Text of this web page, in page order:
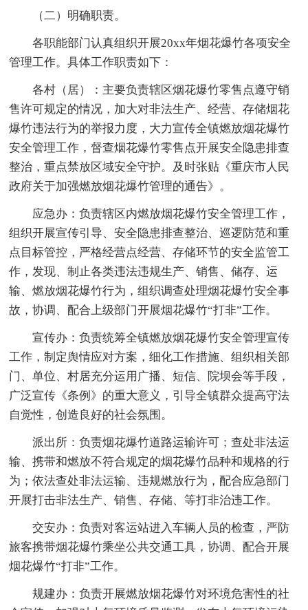
（二）明确职责。
各职能部门认真组织开展20xx年烟花爆竹各项安全
管理工作。具体工作职责如下：
各村（居）：主要负责辖区烟花爆竹零售点遵守销
售许可规定的情况，加大对非法生产、经营、存储烟花
爆竹违法行为的举报力度，大力宣传全镇燃放烟花爆竹
安全管理工作，督查烟花爆竹零售点开展安全隐患排查
整治，重点禁放区域安全守护。及时张贴《重庆市人民
政府关于加强燃放烟花爆竹管理的通告》。
应急办：负责辖区内燃放烟花爆竹安全管理工作，
组织开展宣传引导、安全隐患排查整治、巡逻防范和重
点目标管控，严格经营点经营、存储环节的安全监管工
作，发现、制止各类违法违规生产、销售、储存、运
输、燃放烟花爆竹行为，组织调查处理烟花爆竹安全事
故，协调、配合上级部门开展烟花爆竹“打非”工作。
宣传办：负责统筹全镇燃放烟花爆竹安全管理宣传
工作，制定舆情应对方案，细化工作措施、组织相关部
门、单位、村居充分运用广播、短信、院坝会等手段，
广泛宣传《条例》的重大意义，引导全镇群众提高守法
自觉性，创造良好的社会氛围。
派出所：负责烟花爆竹道路运输许可；查处非法运
输、携带和燃放不符合规定的烟花爆竹品种和规格的行
为；依法查处非法运输、违规燃放行为，配合应急部门
开展打击非法生产、销售、存储、等打非治违工作。
交安办：负责对客运站进入车辆人员的检查，严防
旅客携带烟花爆竹乘坐公共交通工具，协调、配合开展
烟花爆竹“打非”工作。
规建办：负责开展燃放烟花爆竹对环境危害性的社